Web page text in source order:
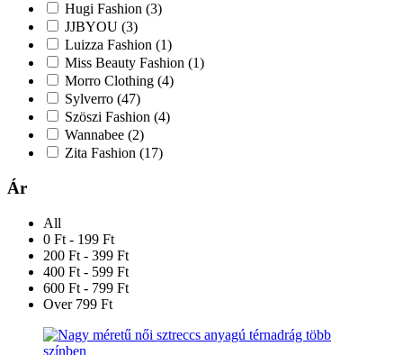
Hugi Fashion (3)
JJBYOU (3)
Luizza Fashion (1)
Miss Beauty Fashion (1)
Morro Clothing (4)
Sylverro (47)
Szöszi Fashion (4)
Wannabee (2)
Zita Fashion (17)
Ár
All
0 Ft - 199 Ft
200 Ft - 399 Ft
400 Ft - 599 Ft
600 Ft - 799 Ft
Over 799 Ft